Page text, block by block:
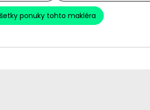
ponuky tohto makléra